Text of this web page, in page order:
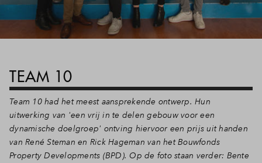
TEAM 10
Team 10 had het meest aansprekende ontwerp. Hun
uitwerking van 'een vrij in te delen gebouw voor een
dynamische doelgroep' ontving hiervoor een prijs uit handen
van René Steman en Rick Hageman van het Bouwfonds
Property Developments (BPD). Op de foto staan verder: Bente